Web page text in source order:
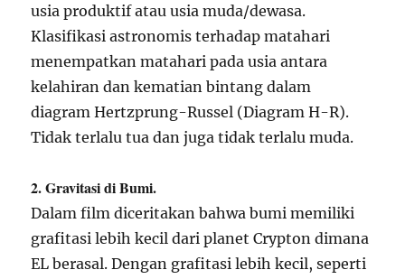
usia produktif atau usia muda/dewasa.
Klasifikasi astronomis terhadap matahari
menempatkan matahari pada usia antara
kelahiran dan kematian bintang dalam
diagram Hertzprung-Russel (Diagram H-R).
Tidak terlalu tua dan juga tidak terlalu muda.
2. Gravitasi di Bumi.
Dalam film diceritakan bahwa bumi memiliki
grafitasi lebih kecil dari planet Crypton dimana
EL berasal. Dengan grafitasi lebih kecil, seperti